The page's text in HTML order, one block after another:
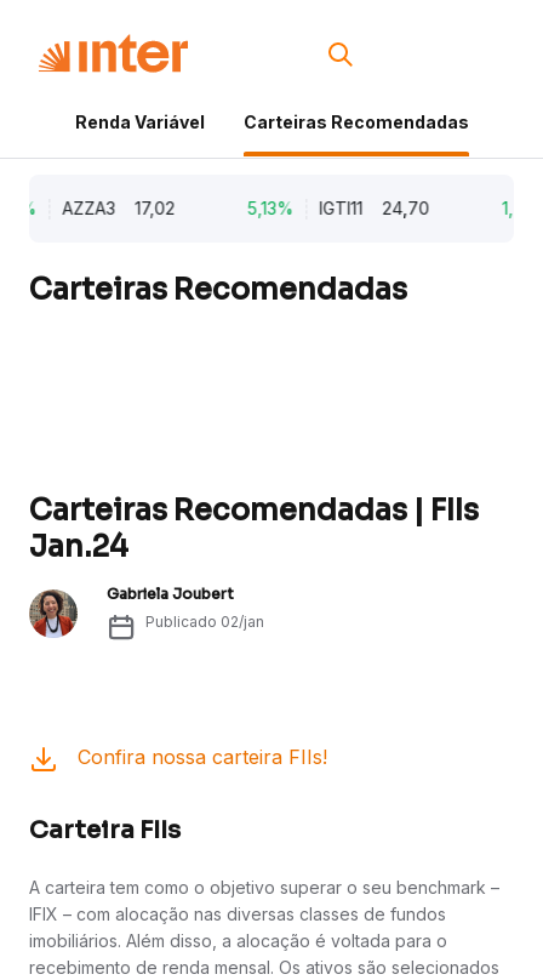
Renda Variável Carteiras Recomendadas
AZZA3 17,02 5,13% IGTI11 24,70 1,77%
Carteiras Recomendadas
Carteiras Recomendadas | FIIs
Jan.24
Gabriela Joubert
Publicado 02/jan
Confira nossa carteira FIIs!
Carteira FIIs
A carteira tem como o objetivo superar o seu benchmark –
IFIX – com alocação nas diversas classes de fundos
imobiliários. Além disso, a alocação é voltada para o
recebimento de renda mensal. Os ativos são selecionados